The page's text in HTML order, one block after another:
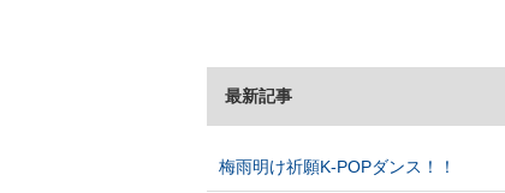
最新記事
梅雨明け祈願K-POPダンス！！